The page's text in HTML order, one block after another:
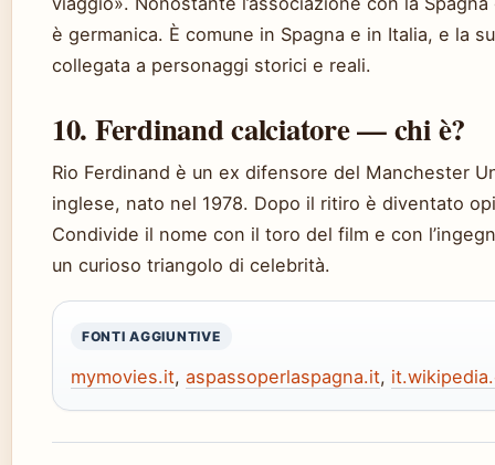
è germanica. È comune in Spagna e in Italia, e la
collegata a personaggi storici e reali.
10. Ferdinand calciatore — chi è?
Rio Ferdinand è un ex difensore del Manchester
inglese, nato nel 1978. Dopo il ritiro è diventato
Condivide il nome con il toro del film e con
un curioso triangolo di celebrità.
FONTI AGGIUNTIVE
mymovies.it, aspassoperlaspagna.it,